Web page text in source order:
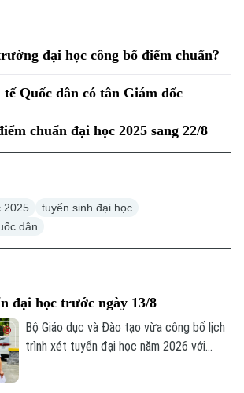
đại học công bố điểm chuẩn?
Quốc dân có tân Giám đốc
chuẩn đại học 2025 sang 22/8
2025
tuyển sinh đại học
dân
đại học trước ngày 13/8
Bộ Giáo dục và Đào tạo vừa công bố lịch
trình xét tuyển đại học năm 2026 với